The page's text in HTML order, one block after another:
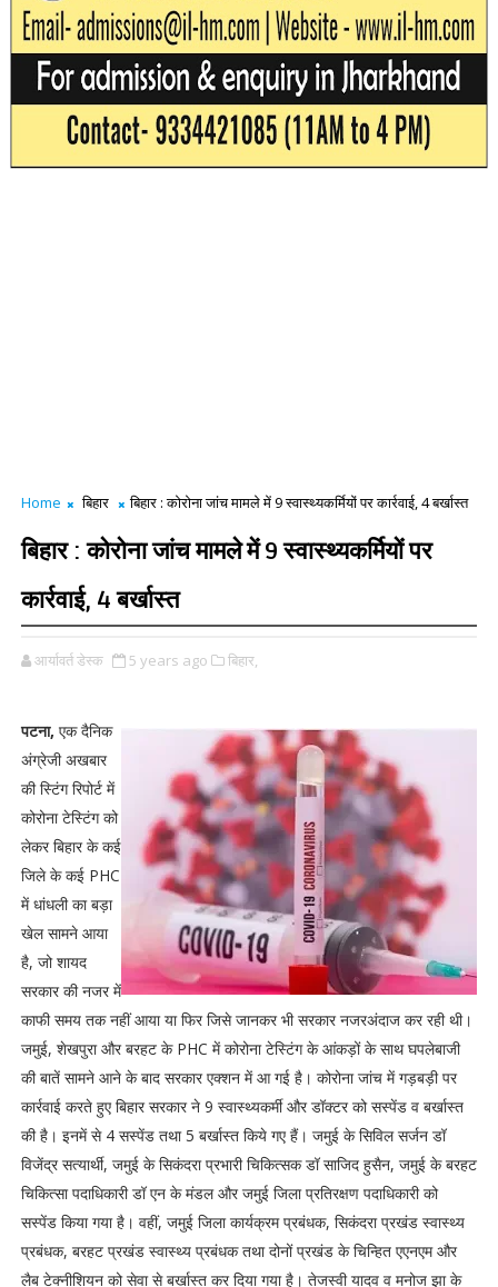
Home बिहार बिहार : कोरोना जांच मामले में 9 स्वास्थ्यकर्मियों पर कार्रवाई, 4 बर्खास्त
बिहार : कोरोना जांच मामले में 9 स्वास्थ्यकर्मियों पर
कार्रवाई, 4 बर्खास्त
आर्यावर्त डेस्क 5 years ago बिहार,
पटना, एक दैनिक
अंग्रेजी अखबार
की स्टिंग रिपोर्ट में
कोरोना टेस्टिंग को
लेकर बिहार के कई
जिले के कई PHC
में धांधली का बड़ा
खेल सामने आया
है, जो शायद
सरकार की नजर में
काफी समय तक नहीं आया या फिर जिसे जानकर भी सरकार नजरअंदाज कर रही थी।
जमुई, शेखपुरा और बरहट के PHC में कोरोना टेस्टिंग के आंकड़ों के साथ घपलेबाजी
की बातें सामने आने के बाद सरकार एक्शन में आ गई है। कोरोना जांच में गड़बड़ी पर
कार्रवाई करते हुए बिहार सरकार ने 9 स्वास्थ्यकर्मी और डॉक्टर को सस्पेंड व बर्खास्त
की है। इनमें से 4 सस्पेंड तथा 5 बर्खास्त किये गए हैं। जमुई के सिविल सर्जन डॉ
विजेंद्र सत्यार्थी, जमुई के सिकंदरा प्रभारी चिकित्सक डॉ साजिद हुसैन, जमुई के बरहट
चिकित्सा पदाधिकारी डॉ एन के मंडल और जमुई जिला प्रतिरक्षण पदाधिकारी को
सस्पेंड किया गया है। वहीं, जमुई जिला कार्यक्रम प्रबंधक, सिकंदरा प्रखंड स्वास्थ्य
प्रबंधक, बरहट प्रखंड स्वास्थ्य प्रबंधक तथा दोनों प्रखंड के चिन्हित एएनएम और
लैब टेक्नीशियन को सेवा से बर्खास्त कर दिया गया है। तेजस्वी यादव व मनोज झा के